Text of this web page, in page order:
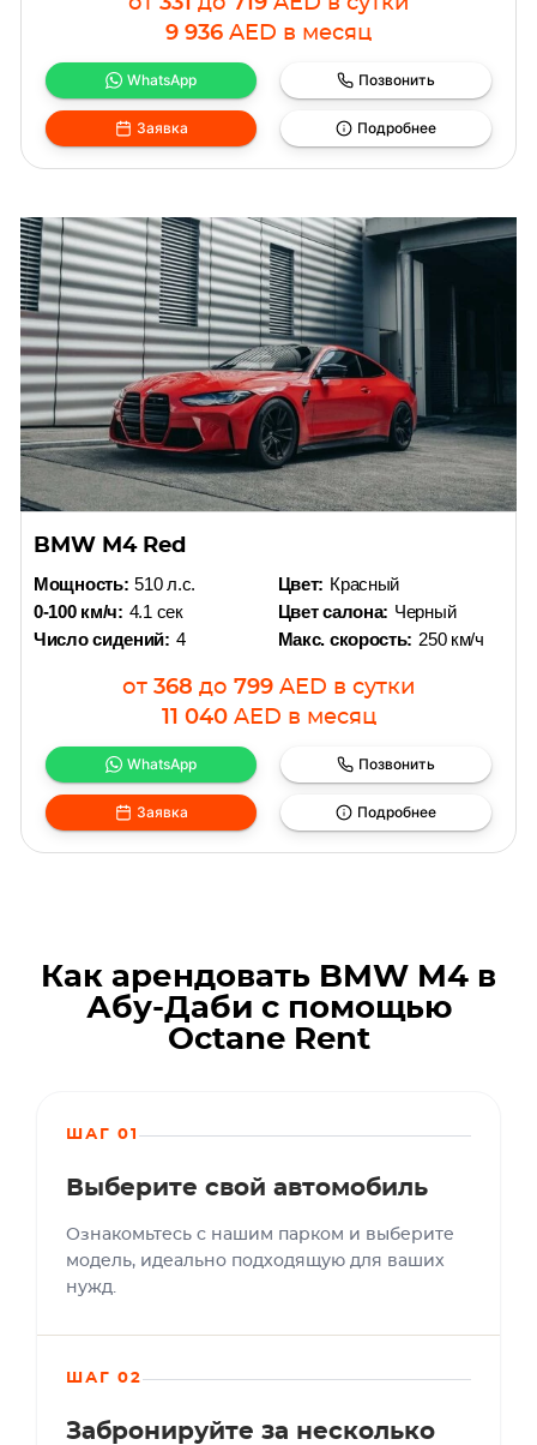
9 936 AED в месяц
WhatsApp Позвонить
Заявка Подробнее
BMW M4 Red
Мощность: 510 л.с.
0-100 км/ч: 4.1 сек
Число сидений: 4
Цвет: Красный
Цвет салона: Черный
Макс. скорость: 250 км/ч
от 368 до 799 AED в сутки
11 040 AED в месяц
WhatsApp Позвонить
Заявка Подробнее
Как арендовать BMW M4 в
Абу-Даби с помощью
Octane Rent
ШАГ 01
Выберите свой автомобиль
Ознакомьтесь с нашим парком и выберите
модель, идеально подходящую для ваших
нужд.
ШАГ 02
Забронируйте за несколько